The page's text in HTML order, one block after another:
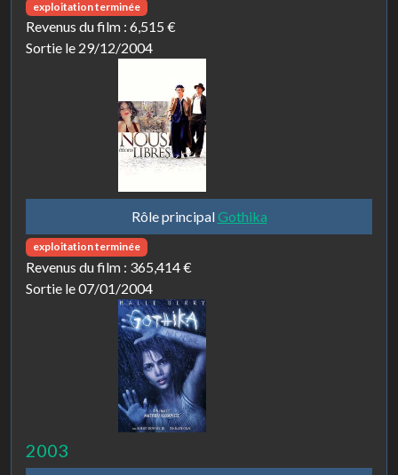
exploitation terminée
Revenus du film : 6,515 €
Sortie le 29/12/2004
Rôle principalGothika
exploitation terminée
Revenus du film : 365,414 €
Sortie le 07/01/2004
2003